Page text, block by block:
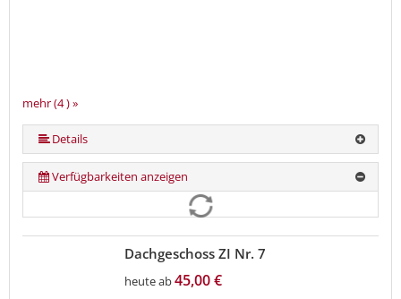
mehr (4 ) »
Details
Verfügbarkeiten anzeigen
Dachgeschoss ZI Nr. 7
heute ab45,00 €